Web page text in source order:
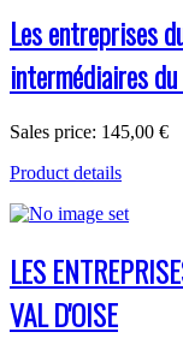
Les entreprises
intermédiaires
Sales price: 145,00 €
Product details
LES
VAL D'OISE